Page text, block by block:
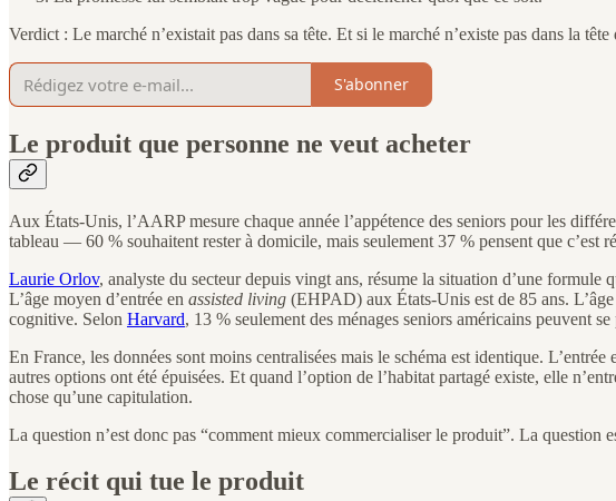
Verdict : Le marché n’existait pas dans sa tête. Et si le marché n’existe pas dans la
S'abonner
Le produit que personne ne veut acheter
Aux États-Unis, l’AARP mesure chaque année l’appétence des seniors pour les
tableau — 60 % souhaitent rester à domicile, mais seulement 37 % pensent que c’est
Laurie Orlov, analyste du secteur depuis vingt ans, résume la situation d’une
L’âge moyen d’entrée en assisted living (EHPAD) aux États-Unis est de 85 ans.
cognitive. Selon Harvard, 13 % seulement des ménages seniors américains peuvent
En France, les données sont moins centralisées mais le schéma est identique.
autres options ont été épuisées. Et quand l’option de l’habitat partagé existe, elle
chose qu’une capitulation.
La question n’est donc pas “comment mieux commercialiser le produit”. La
Le récit qui tue le produit